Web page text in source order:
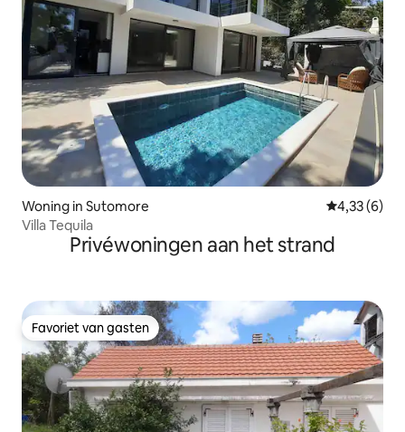
Woning in Sutomore
4,33 (6)
Villa Tequila
Privéwoningen aan het strand
Favoriet van gasten
Favoriet van gasten